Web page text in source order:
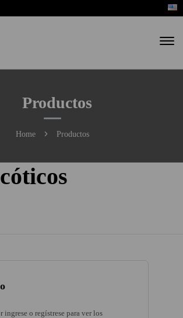
Productos
Home Productos
ingrese o regístrese para ver los